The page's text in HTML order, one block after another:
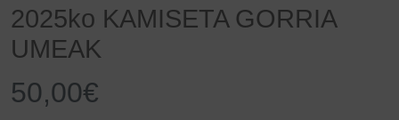
2025ko KAMISETA GORRIA
UMEAK
50,00€